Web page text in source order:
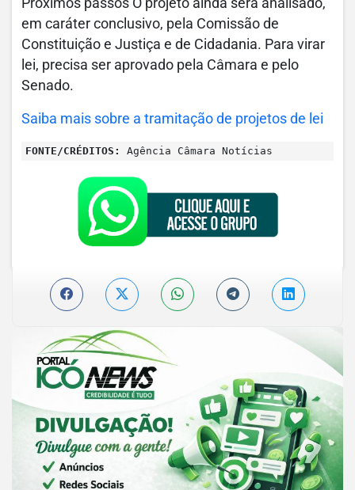
em caráter conclusivo, pela Comissão de
Constituição e Justiça e de Cidadania. Para virar
lei, precisa ser aprovado pela Câmara e pelo
Senado.
Saiba mais sobre a tramitação de projetos de lei
FONTE/CRÉDITOS: Agência Câmara Notícias